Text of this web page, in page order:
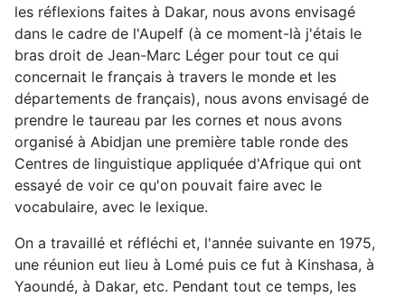
les réflexions faites à Dakar, nous avons envisagé
dans le cadre de l'Aupelf (à ce moment-là j'étais le
bras droit de Jean-Marc Léger pour tout ce qui
concernait le français à travers le monde et les
départements de français), nous avons envisagé de
prendre le taureau par les cornes et nous avons
organisé à Abidjan une première table ronde des
Centres de linguistique appliquée d'Afrique qui ont
essayé de voir ce qu'on pouvait faire avec le
vocabulaire, avec le lexique.
On a travaillé et réfléchi et, l'année suivante en 1975,
une réunion eut lieu à Lomé puis ce fut à Kinshasa, à
Yaoundé, à Dakar, etc. Pendant tout ce temps, les